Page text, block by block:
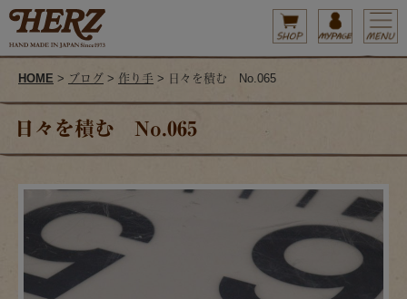
HOME > ブログ > 作り手 > 日々を積む No.065
日々を積む No.065